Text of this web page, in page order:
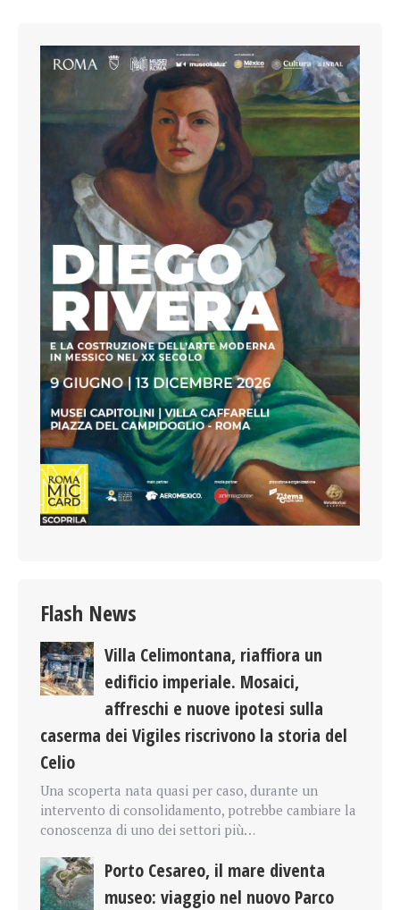
Flash News
Villa Celimontana, riaffiora un
edificio imperiale. Mosaici,
affreschi e nuove ipotesi sulla
caserma dei Vigiles riscrivono la storia del
Celio
Una scoperta nata quasi per caso, durante un
intervento di consolidamento, potrebbe cambiare la
conoscenza di uno dei settori più…
Porto Cesareo, il mare diventa
museo: viaggio nel nuovo Parco